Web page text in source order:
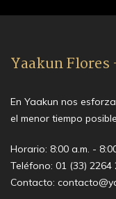
Yaakun Flores
En Yaakun nos
el menor tiempo
Horario: 8:00 a.m. -
Teléfono: 01 (33) 2264
Contacto: